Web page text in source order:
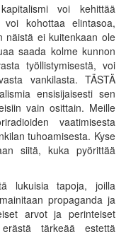
voi kehittää
kohottaa elintasoa,
näistä ei kuitenkaan ole
saada kolme kunnon
työllistymisestä, voi
vankilasta. TÄSTÄ
ensisijaisesti sen
vain osittain. Meille
vaatimisesta
tuhoamisesta. Kyse
siitä, kuka pyörittää
lukuisia tapoja, joilla
propaganda ja
arvot ja perinteiset
tärkeää estettä